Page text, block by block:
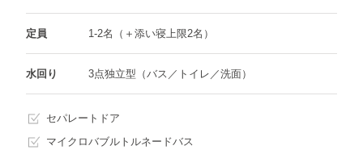
定員 1-2名（＋添い寝上限2名）
水回り 3点独立型（バス／トイレ／洗面）
セパレートドア
マイクロバブルトルネードバス